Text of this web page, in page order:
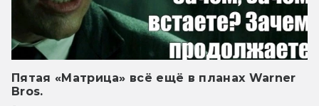
Пятая «Матрица» всё ещё в планах Warner
Bros.